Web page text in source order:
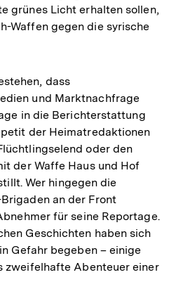
grünes Licht erhalten sollen,
Waffen gegen die syrische
dass
und Marktnachfrage
in die Berichterstattung
der Heimatredaktionen
oder den
der Waffe Haus und Hof
Wer hingegen die
an der Front
für seine Reportage.
Geschichten haben sich
Gefahr begeben – einige
zweifelhafte Abenteuer einer